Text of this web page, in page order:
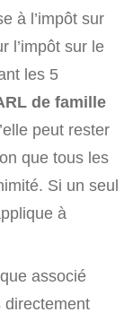
à l’impôt sur
l’impôt sur le
les 5
de famille
peut rester
que tous les
Si un seul
à
associé
directement